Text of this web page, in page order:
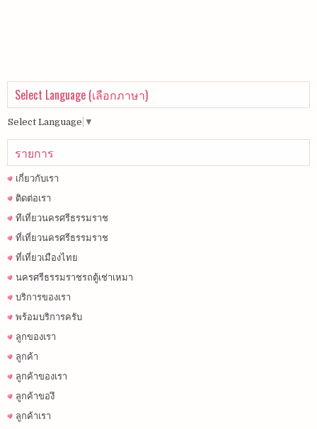
Select Language (เลือกภาษา)
Select Language ▼
รายการ
เกี่ยวกับเรา
ติดต่อเรา
ทีเที่ยวนครศรีธรรมราช
ที่เที่ยวนครศรีธรรมราช
ที่เที่ยวเมืองไทย
นครศรีธรรมราชรถตู้เช่าเหมา
บริการของเรา
พร้อมบริการครับ
ลูกของเรา
ลูกค้า
ลูกค้าของเรา
ลูกค้าของึ
ลูกค้าเรา